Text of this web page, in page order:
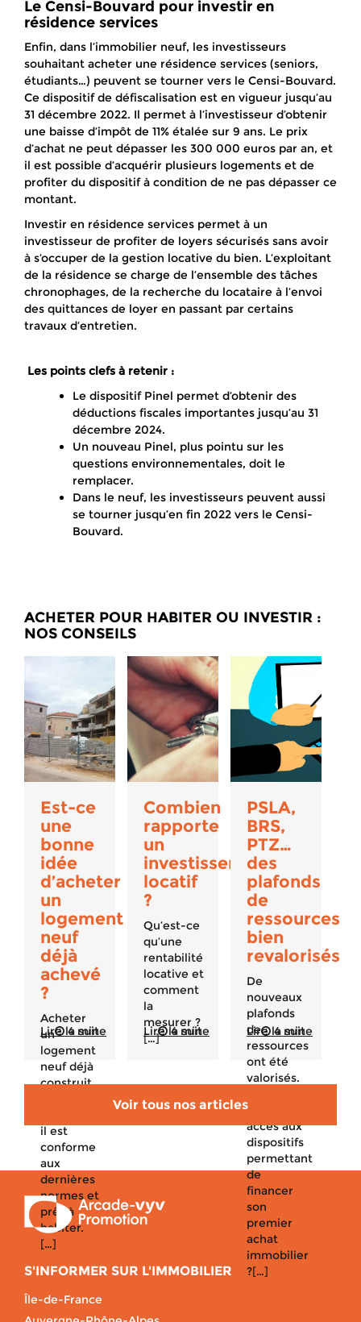
Le Censi-Bouvard pour investir en
résidence services
Enfin, dans l’immobilier neuf, les investisseurs
souhaitant acheter une résidence services (seniors,
étudiants…) peuvent se tourner vers le Censi-Bouvard.
Ce dispositif de défiscalisation est en vigueur jusqu’au
31 décembre 2022. Il permet à l’investisseur d’obtenir
une baisse d’impôt de 11% étalée sur 9 ans. Le prix
d’achat ne peut dépasser les 300 000 euros par an, et
il est possible d’acquérir plusieurs logements et de
profiter du dispositif à condition de ne pas dépasser ce
montant.
Investir en résidence services permet à un
investisseur de profiter de loyers sécurisés sans avoir
à s’occuper de la gestion locative du bien. L’exploitant
de la résidence se charge de l’ensemble des tâches
chronophages, de la recherche du locataire à l’envoi
des quittances de loyer en passant par certains
travaux d’entretien.
Les points clefs à retenir :
Le dispositif Pinel permet d’obtenir des
déductions fiscales importantes jusqu’au 31
décembre 2024.
Un nouveau Pinel, plus pointu sur les
questions environnementales, doit le
remplacer.
Dans le neuf, les investisseurs peuvent aussi
se tourner jusqu’en fin 2022 vers le Censi-
Bouvard.
ACHETER POUR HABITER OU INVESTIR :
NOS CONSEILS
Est-ce
une
bonne
idée
d’acheter
un
logement
neuf
déjà
achevé
?
Acheter
un
logement
neuf déjà
construit
il est
conforme
aux
dernières
normes et
prêt à
habiter.
[…]
Lire la suite
4 min
Combien
rapporte
un
investissement
locatif
?
Qu’est-ce
qu’une
rentabilité
locative et
comment
la
mesurer ?
[…]
Lire la suite
4 min
PSLA,
BRS,
PTZ…
des
plafonds
de
ressources
bien
revalorisés
De
nouveaux
plafonds
de
ressources
ont été
valorisés.
avoir
accès aux
dispositifs
permettant
de
financer
son
premier
achat
immobilier
?[…]
Lire la suite
4 min
Voir tous nos articles
S'INFORMER SUR L'IMMOBILIER
Île-de-France